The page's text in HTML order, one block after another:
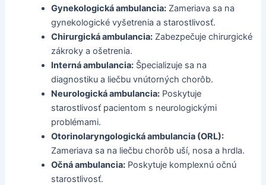
Gynekologická ambulancia: Zameriava sa na
gynekologické vyšetrenia a starostlivosť.
Chirurgická ambulancia: Zabezpečuje chirurgické
zákroky a ošetrenia.
Interná ambulancia: Špecializuje sa na
diagnostiku a liečbu vnútorných chorôb.
Neurologická ambulancia: Poskytuje
starostlivosť pacientom s neurologickými
problémami.
Otorinolaryngologická ambulancia (ORL):
Zameriava sa na liečbu chorôb uší, nosa a hrdla.
Očná ambulancia: Poskytuje komplexnú očnú
starostlivosť.